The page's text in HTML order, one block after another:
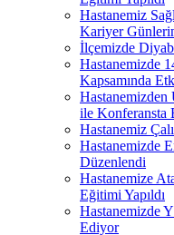
Hastanemiz
Kariyer
İlçemizde
Hastanemizde
Kapsamında
ile Konferansta
Hastanemiz
Hastanemizde
Düzenlendi
Hastanemize
Eğitimi Yapıldı
Hastanemizde
Ediyor